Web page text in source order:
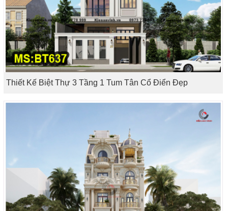
Thiết Kế Biệt Thự 3 Tầng 1 Tum Tân Cổ Điển Đẹp